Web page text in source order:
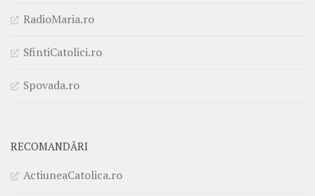
RadioMaria.ro
SfintiCatolici.ro
Spovada.ro
RECOMANDĂRI
ActiuneaCatolica.ro